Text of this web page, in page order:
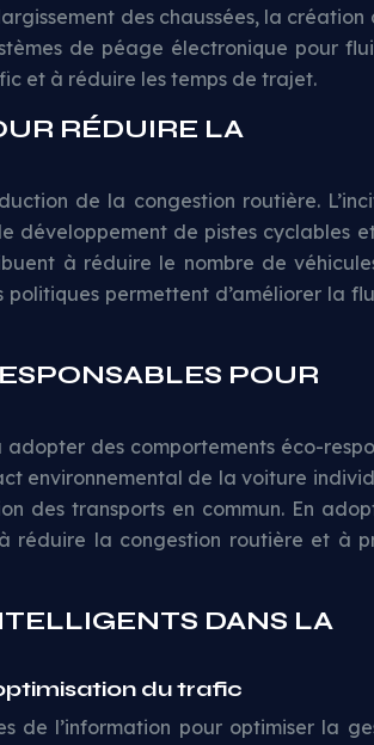
des chaussées, la création
de péage électronique pour
et à réduire les temps de trajet.
RÉDUIRE LA
de la congestion routière.
développement de pistes cyclables
à réduire le nombre de
permettent d’améliorer la
POUR
des comportements éco-
environnemental de la voiture
des transports en commun. En
réduire la congestion routière et à
DANS LA
du trafic
de l’information pour optimiser la